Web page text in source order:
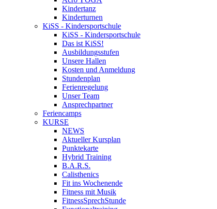
Kindertanz
Kinderturnen
KiSS - Kindersportschule
KiSS - Kindersportschule
Das ist KiSS!
Ausbildungsstufen
Unsere Hallen
Kosten und Anmeldung
Stundenplan
Ferienregelung
Unser Team
Ansprechpartner
Feriencamps
KURSE
NEWS
Aktueller Kursplan
Punktekarte
Hybrid Training
B.A.R.S.
Calisthenics
Fit ins Wochenende
Fitness mit Musik
FitnessSprechStunde